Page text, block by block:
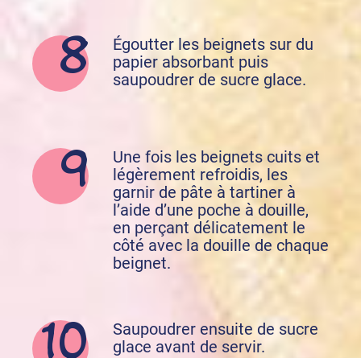
Égoutter les beignets sur du
papier absorbant puis
saupoudrer de sucre glace.
Une fois les beignets cuits et
légèrement refroidis, les
garnir de pâte à tartiner à
l’aide d’une poche à douille,
en perçant délicatement le
côté avec la douille de chaque
beignet.
Saupoudrer ensuite de sucre
glace avant de servir.